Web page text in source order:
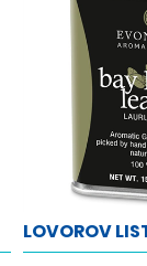
LOVOROV